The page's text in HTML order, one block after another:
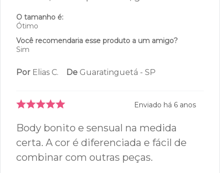
O tamanho é:
Ótimo
Você recomendaria esse produto a um amigo?
Sim
Por Elias C. De Guaratinguetá - SP
Enviado há 6 anos
Body bonito e sensual na medida
certa. A cor é diferenciada e fácil de
combinar com outras peças.